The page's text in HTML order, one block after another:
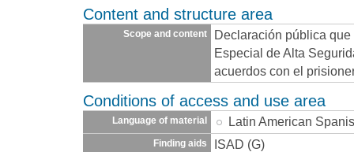
Content and structure area
Scope and content
Declaración pública
Especial de Alta
acuerdos con el
Conditions of access and use area
Language of material Latin American
Finding aids ISAD (G)